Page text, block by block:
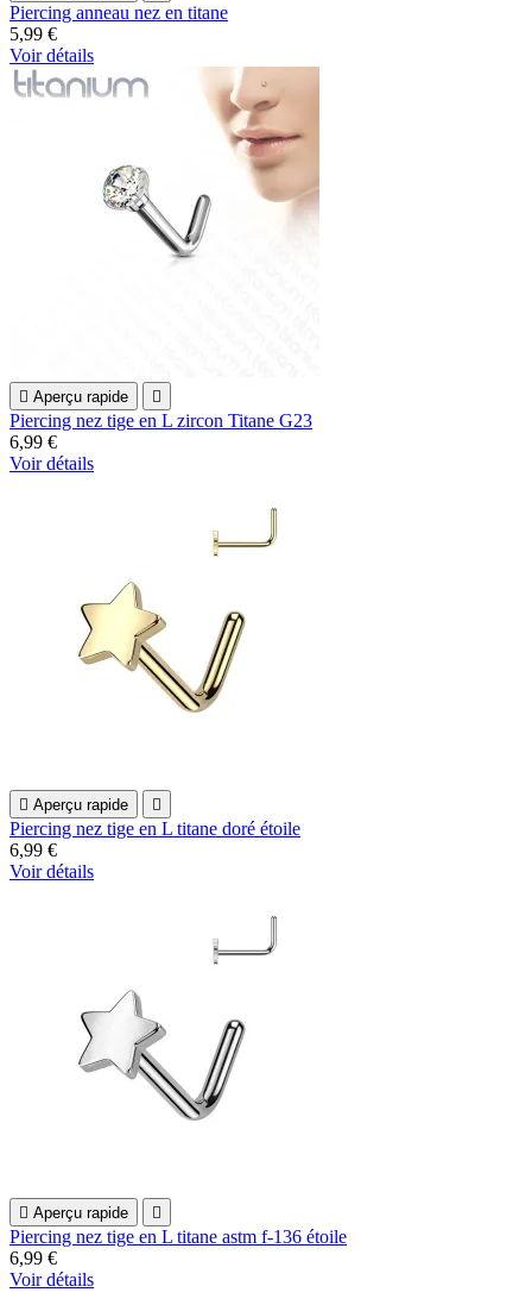
Piercing anneau nez en titane
5,99 €
Voir détails
 Aperçu rapide 
Piercing nez tige en L zircon Titane G23
6,99 €
Voir détails
 Aperçu rapide 
Piercing nez tige en L titane doré étoile
6,99 €
Voir détails
 Aperçu rapide 
Piercing nez tige en L titane astm f-136 étoile
6,99 €
Voir détails